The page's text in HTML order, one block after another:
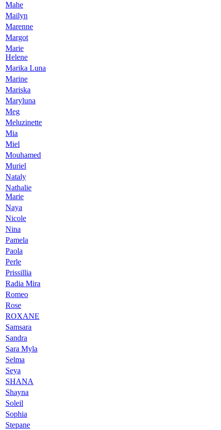
Mahe
Mailyn
Marenne
Margot
Marie
Helene
Marika Luna
Marine
Mariska
Maryluna
Meg
Meluzinette
Mia
Miel
Mouhamed
Muriel
Nataly
Nathalie
Marie
Naya
Nicole
Nina
Pamela
Paola
Perle
Prissillia
Radia Mira
Romeo
Rose
ROXANE
Samsara
Sandra
Sara Myla
Selma
Seya
SHANA
Shayna
Soleil
Sophia
Stepane